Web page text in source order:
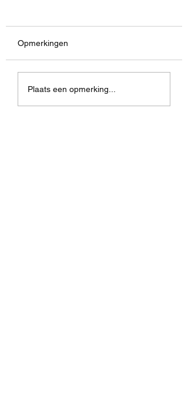
Dialogue
Opmerkingen
Plaats een opmerking...